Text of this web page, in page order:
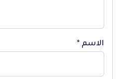
الاسم *